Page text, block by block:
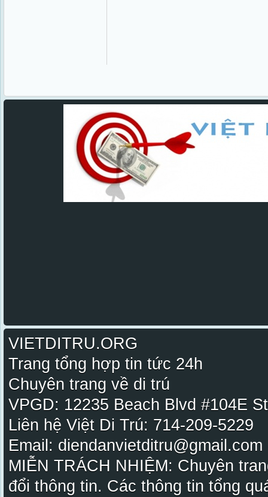
VIETDITRU.ORG
Trang tổng hợp tin tức 24h
Chuyên trang về di trú
VPGD: 12235 Beach Blvd #104E
Liên hệ Việt Di Trú: 714-209-5229
Email:
MIỄN TRÁCH NHIỆM: Chuyên
đổi thông tin. Các thông tin tổng